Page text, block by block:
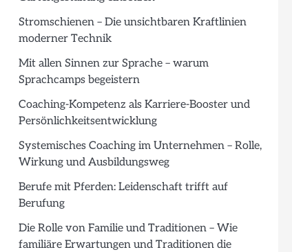
Stromschienen – Die unsichtbaren Kraftlinien
moderner Technik
Mit allen Sinnen zur Sprache – warum
Sprachcamps begeistern
Coaching-Kompetenz als Karriere-Booster und
Persönlichkeitsentwicklung
Systemisches Coaching im Unternehmen – Rolle,
Wirkung und Ausbildungsweg
Berufe mit Pferden: Leidenschaft trifft auf
Berufung
Die Rolle von Familie und Traditionen – Wie
familiäre Erwartungen und Traditionen die